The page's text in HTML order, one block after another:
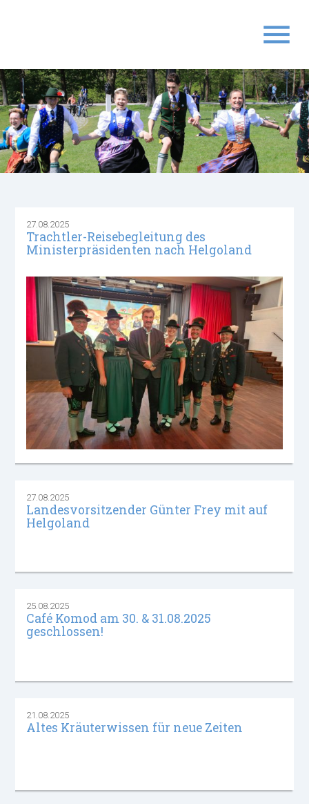
menu
Suchbegriffe SUCHEN
27.08.2025
Trachtler-Reisebegleitung des
Ministerpräsidenten nach Helgoland
27.08.2025
Landesvorsitzender Günter Frey mit auf
Helgoland
25.08.2025
Café Komod am 30. & 31.08.2025
geschlossen!
21.08.2025
Altes Kräuterwissen für neue Zeiten